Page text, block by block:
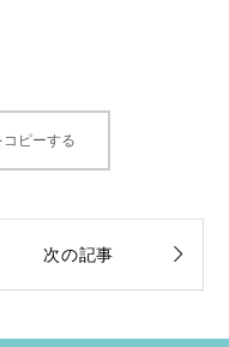
ピーする
次の記事 